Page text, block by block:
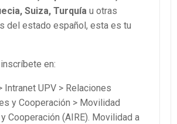
Suiza, Turquía u otras
del estado español, esta es tu
en:
Intranet UPV > Relaciones
y Cooperación > Movilidad
Cooperación (AIRE). Movilidad a